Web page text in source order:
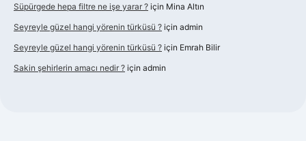
Süpürgede hepa filtre ne işe yarar ? için Mina Altın
Seyreyle güzel hangi yörenin türküsü ? için admin
Seyreyle güzel hangi yörenin türküsü ? için Emrah Bilir
Sakin şehirlerin amacı nedir ? için admin